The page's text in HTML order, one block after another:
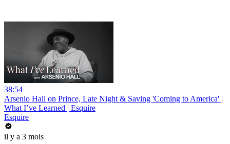
38:54
Arsenio Hall on Prince, Late Night & Saving 'Coming to America' |
What I’ve Learned | Esquire
Esquire
il y a 3 mois